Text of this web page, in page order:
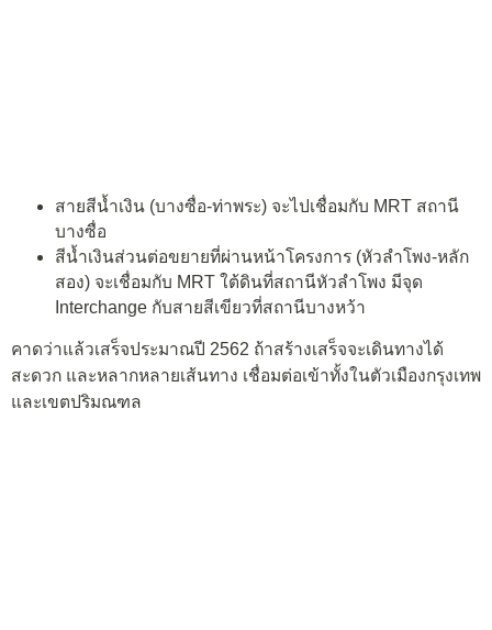
สายสีน้ำเงิน (บางซื่อ-ท่าพระ) จะไปเชื่อมกับ MRT สถานี
บางซื่อ
สีน้ำเงินส่วนต่อขยายที่ผ่านหน้าโครงการ (หัวลำโพง-หลัก
สอง) จะเชื่อมกับ MRT ใต้ดินที่สถานีหัวลำโพง มีจุด
Interchange กับสายสีเขียวที่สถานีบางหว้า
คาดว่าแล้วเสร็จประมาณปี 2562 ถ้าสร้างเสร็จจะเดินทางได้
สะดวก และหลากหลายเส้นทาง เชื่อมต่อเข้าทั้งในตัวเมืองกรุงเทพ
และเขตปริมณฑล